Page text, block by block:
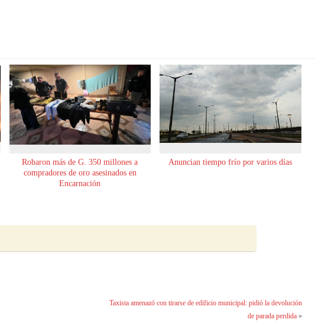
Robaron más de G. 350 millones a
compradores de oro asesinados en
Encarnación
Anuncian tiempo frío por varios días
Taxista amenazó con tirarse de edificio municipal: pidió la devolución
de parada perdida»